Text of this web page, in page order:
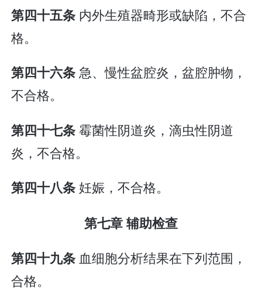
第四十五条 内外生殖器畸形或缺陷，不合
格。
第四十六条急、慢性盆腔炎，盆腔肿物，
不合格。
第四十七条霉菌性阴道炎，滴虫性阴道
炎，不合格。
第四十八条妊娠，不合格。
第七章 辅助检查
第四十九条血细胞分析结果在下列范围，
合格。